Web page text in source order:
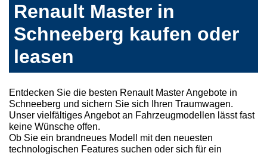
Renault Master in
Schneeberg kaufen oder
leasen
Entdecken Sie die besten Renault Master Angebote in
Schneeberg und sichern Sie sich Ihren Traumwagen.
Unser vielfältiges Angebot an Fahrzeugmodellen lässt fast
keine Wünsche offen.
Ob Sie ein brandneues Modell mit den neuesten
technologischen Features suchen oder sich für ein